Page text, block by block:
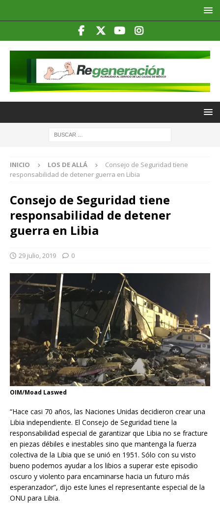
INICIO LOS DE ALLÁ
Consejo de Seguridad tiene
responsabilidad de detener guerra en Libia
Consejo de Seguridad tiene
responsabilidad de detener
guerra en Libia
29 julio, 2019 0
OIM/Moad Laswed
“Hace casi 70 años, las Naciones Unidas decidieron crear una
Libia independiente. El Consejo de Seguridad tiene la
responsabilidad especial de garantizar que Libia no se fracture
en piezas débiles e inestables sino que mantenga la fuerza
colectiva de la Libia que se unió en 1951. Sólo con su visto
bueno podemos ayudar a los libios a superar este episodio
oscuro y violento para encaminarse hacia un futuro más
esperanzador”, dijo este lunes el representante especial de la
ONU para Libia.